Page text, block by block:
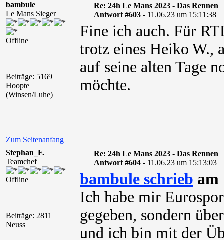
bambule
Le Mans Sieger
Offline
Beiträge: 5169
Hoopte
(Winsen/Luhe)
Re: 24h Le Mans 2023 - Das Rennen
Antwort #603 - 11.06.23 um 15:11:38
Fine ich auch. Für
trotz eines Heiko W.,
auf seine alten Tage
möchte.
Zum Seitenanfang
Stephan_F.
Teamchef
Offline
Beiträge: 2811
Neuss
Re: 24h Le Mans 2023 - Das Rennen
Antwort #604 - 11.06.23 um 15:13:03
bambule schrieb am
Ich habe mir
gegeben, sondern
und ich bin mit der